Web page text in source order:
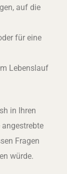
auf die
für eine
Lebenslauf
in Ihren
Fragen
würde.